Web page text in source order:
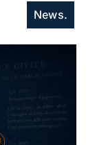
News.